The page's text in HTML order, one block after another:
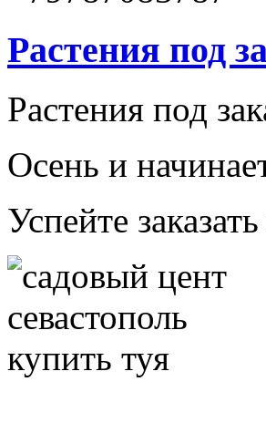
Растения под
Растения под
Осень и
Успейте